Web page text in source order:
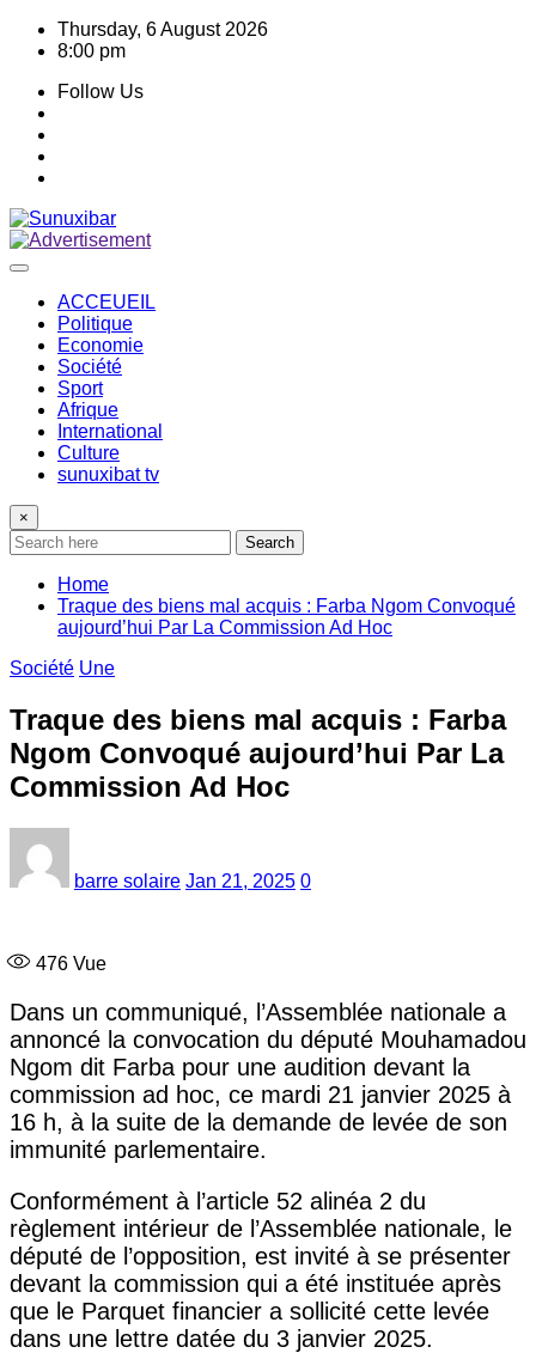
Skip
Thursday, 6 August 2026
8:00 pm
Follow Us
ACCEUEIL
Politique
Economie
Société
Sport
Afrique
International
Culture
sunuxibat tv
×
Search
Home
Traque des biens mal acquis : Farba Ngom Convoqué
aujourd’hui Par La Commission Ad Hoc
Société Une
Traque des biens mal acquis : Farba
Ngom Convoqué aujourd’hui Par La
Commission Ad Hoc
barre solaire Jan 21, 2025 0
476 Vue
Dans un communiqué, l’Assemblée nationale a
annoncé la convocation du député Mouhamadou
Ngom dit Farba pour une audition devant la
commission ad hoc, ce mardi 21 janvier 2025 à
16 h, à la suite de la demande de levée de son
immunité parlementaire.
Conformément à l’article 52 alinéa 2 du
règlement intérieur de l’Assemblée nationale, le
député de l’opposition, est invité à se présenter
devant la commission qui a été instituée après
que le Parquet financier a sollicité cette levée
dans une lettre datée du 3 janvier 2025.